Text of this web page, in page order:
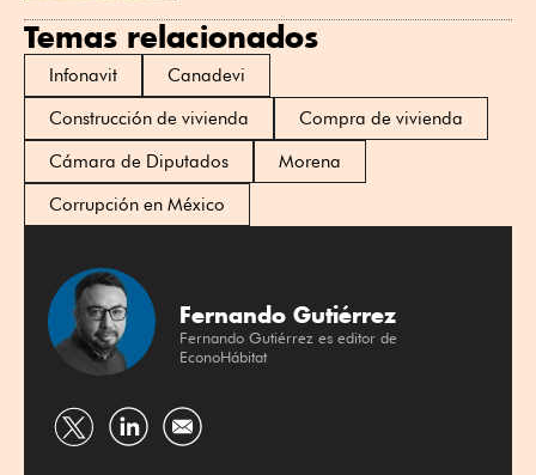
Temas relacionados
Infonavit
Canadevi
Construcción de vivienda
Compra de vivienda
Cámara de Diputados
Morena
Corrupción en México
Fernando Gutiérrez
Fernando Gutiérrez es editor de
EconoHábitat
Compartir Compartir